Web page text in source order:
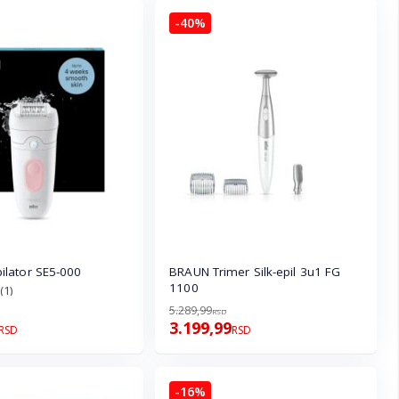
SE5-000
(1)
-40%
BRAUN Trimer Silk-epil 3u1 FG
1100
5.289,99RSD
3.199,99RSD
-16%